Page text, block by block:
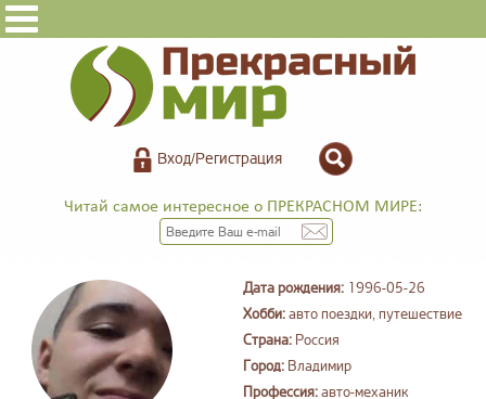
Вход/Регистрация
Читай самое интересное о ПРЕКРАСНОМ МИРЕ:
Дата рождения: 1996-05-26
Хобби:авто поездки, путешествие
Страна: Россия
Город: Владимир
Профессия:авто-механик